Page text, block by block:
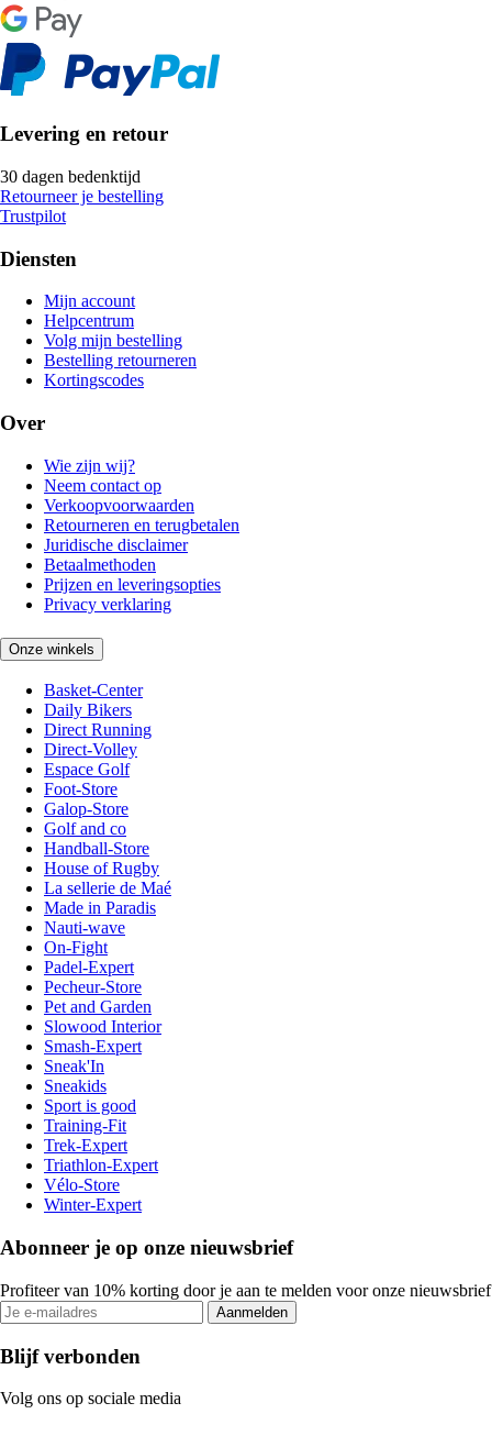
Levering en retour
30 dagen bedenktijd
Retourneer je bestelling
Trustpilot
Diensten
Mijn account
Helpcentrum
Volg mijn bestelling
Bestelling retourneren
Kortingscodes
Over
Wie zijn wij?
Neem contact op
Verkoopvoorwaarden
Retourneren en terugbetalen
Juridische disclaimer
Betaalmethoden
Prijzen en leveringsopties
Privacy verklaring
Onze winkels
Basket-Center
Daily Bikers
Direct Running
Direct-Volley
Espace Golf
Foot-Store
Galop-Store
Golf and co
Handball-Store
House of Rugby
La sellerie de Maé
Made in Paradis
Nauti-wave
On-Fight
Padel-Expert
Pecheur-Store
Pet and Garden
Slowood Interior
Smash-Expert
Sneak'In
Sneakids
Sport is good
Training-Fit
Trek-Expert
Triathlon-Expert
Vélo-Store
Winter-Expert
Abonneer je op onze nieuwsbrief
Profiteer van 10% korting door je aan te melden voor onze nieuwsbrief
Aanmelden
Blijf verbonden
Volg ons op sociale media